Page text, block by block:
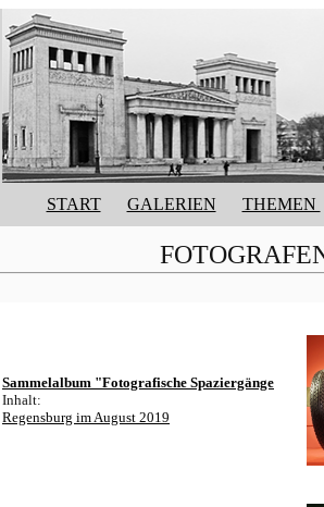
START GALERIEN THEMEN
Sammelalbum "Fotografische Spaziergänge
Inhalt:
Regensburg im August 2019